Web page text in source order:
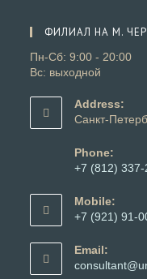
вкладке
ФИЛИАЛ НА М.
Пн-Сб: 9:00 - 20:00
Вс: выходной
Address:
Санкт-
Phone:
+7 (812) 337-
в
вашем
Mobile:
+7 (921) 91-
в
вашем
Email: